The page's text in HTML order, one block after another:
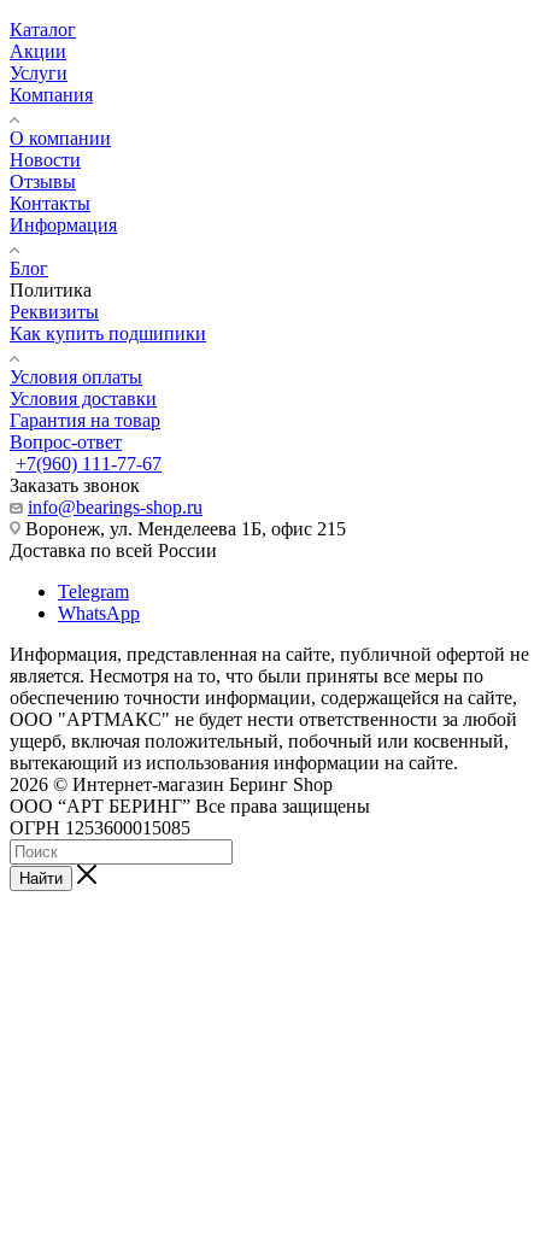
Каталог
Акции
Услуги
Компания
О компании
Новости
Отзывы
Контакты
Информация
Блог
Политика
Реквизиты
Как купить подшипики
Условия оплаты
Условия доставки
Гарантия на товар
Вопрос-ответ
+7(960) 111-77-67
Заказать звонок
info@bearings-shop.ru
Воронеж, ул. Менделеева 1Б, офис 215
Доставка по всей России
Telegram
WhatsApp
Информация, представленная на сайте, публичной офертой не
является. Несмотря на то, что были приняты все меры по
обеспечению точности информации, содержащейся на сайте,
ООО "АРТМАКС" не будет нести ответственности за любой
ущерб, включая положительный, побочный или косвенный,
вытекающий из использования информации на сайте.
2026 © Интернет-магазин Беринг Shop
ООО “АРТ БЕРИНГ” Все права защищены
ОГРН 1253600015085
Найти